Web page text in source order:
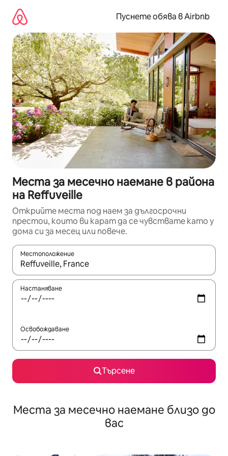
съдържанието
Пуснете обява в Airbnb
Места за месечно наемане в района
на Reffuveille
Открийте места под наем за дългосрочни
престои, които ви карат да се чувствате като у
дома си за месец или повече.
Местоположение
Когато резултатите се покажат, използвайте
Настаняване
Освобождаване
Търсене
Места за месечно наемане близо до
вас